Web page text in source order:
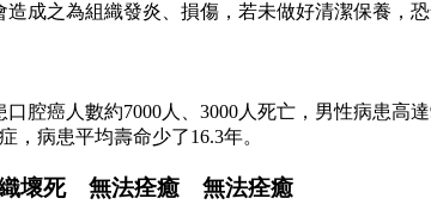
成之為組織發炎、損傷，若未做好清潔保養，恐
腔癌人數約7000人、3000人死亡，男性病患
，病患平均壽命少了16.3年。
織壞死 無法痊癒 無法痊癒